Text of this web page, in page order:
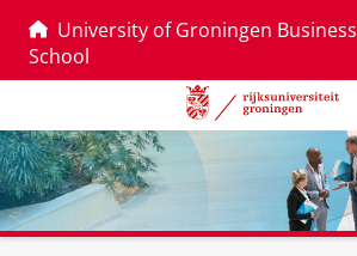
University of Groningen Business
School